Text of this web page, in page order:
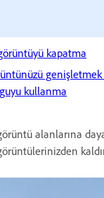
kapatma
kullanma
alanlarına